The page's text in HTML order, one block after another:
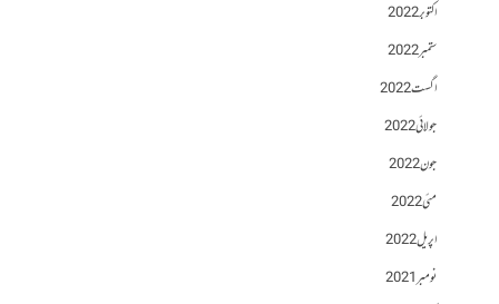
اکتوبر 2022
ستمبر 2022
اگست 2022
جولائی 2022
جون 2022
مئی 2022
اپریل 2022
نومبر 2021